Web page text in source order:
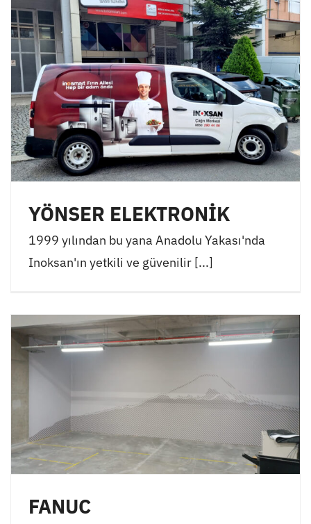
YÖNSER ELEKTRONİK
1999 yılından bu yana Anadolu Yakası'nda
Inoksan'ın yetkili ve güvenilir [...]
FANUC